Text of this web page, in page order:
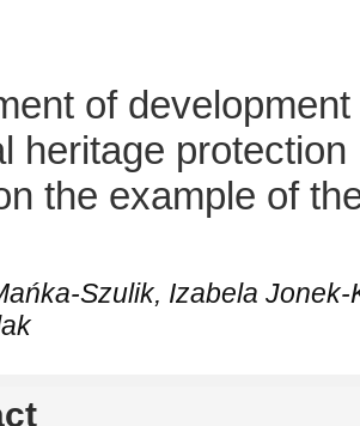
of
heritage
the example of
Szulik, Izabela